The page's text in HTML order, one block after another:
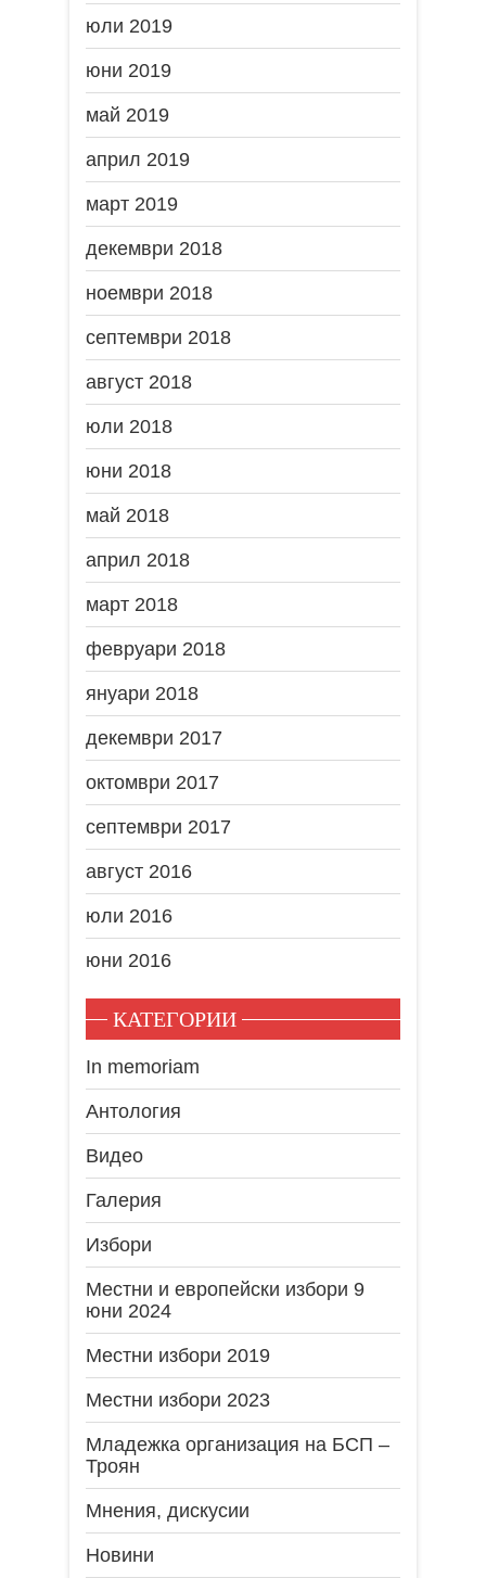
юли 2019
юни 2019
май 2019
април 2019
март 2019
декември 2018
ноември 2018
септември 2018
август 2018
юли 2018
юни 2018
май 2018
април 2018
март 2018
февруари 2018
януари 2018
декември 2017
октомври 2017
септември 2017
август 2016
юли 2016
юни 2016
КАТЕГОРИИ
In memoriam
Антология
Видео
Галерия
Избори
Местни и европейски избори 9
юни 2024
Местни избори 2019
Местни избори 2023
Младежка организация на БСП –
Троян
Мнения, дискусии
Новини